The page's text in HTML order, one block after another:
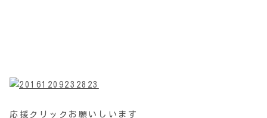
応援クリックお願いしいます